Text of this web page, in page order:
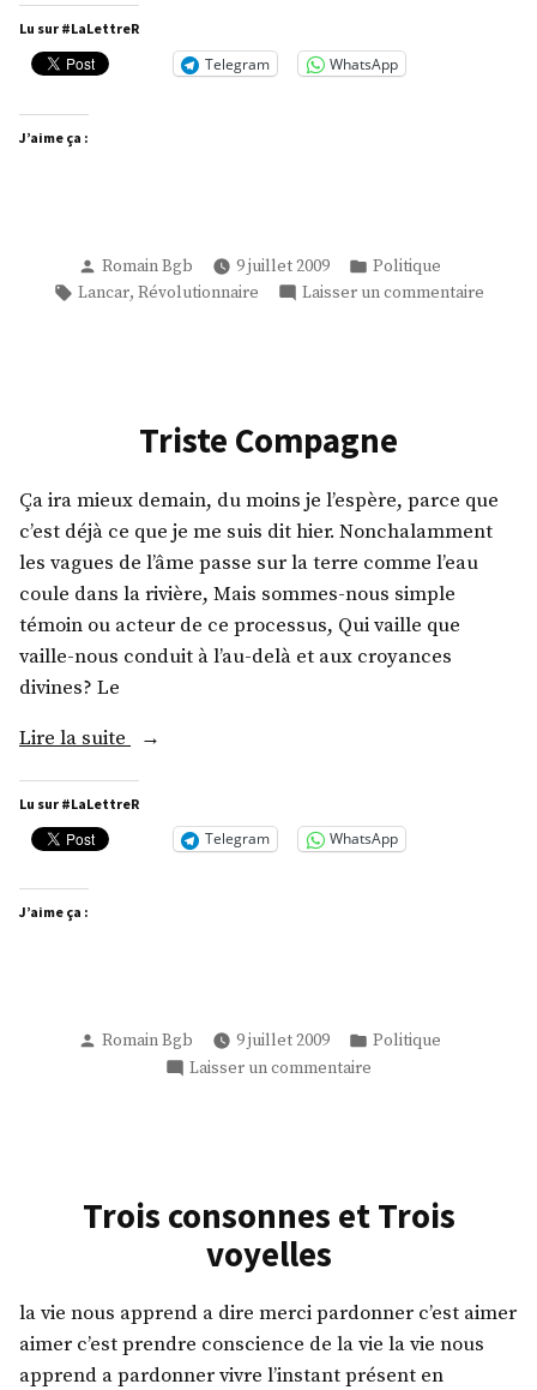
Lu sur #LaLettreR
Telegram WhatsApp
J’aime ça :
Publié
par
Romain Bgb 9 juillet 2009
Publié
dans
Politique
Étiquettes :
Lancar, Révolutionnaire Laisser un commentairesur
Triste Compagne
Ça ira mieux demain, du moins je l’espère, parce que
c’est déjà ce que je me suis dit hier. Nonchalamment
les vagues de l’âme passe sur la terre comme l’eau
coule dans la rivière, Mais sommes-nous simple
témoin ou acteur de ce processus, Qui vaille que
vaille-nous conduit à l’au-delà et aux croyances
divines? Le
Lire la suite
« Triste
Lu sur #LaLettreR
Telegram WhatsApp
J’aime ça :
Publié
Romain Bgb 9 juillet 2009
Publié
Politique
Laisser un commentaire
Trois consonnes et Trois
voyelles
la vie nous apprend a dire merci pardonner c’est aimer
aimer c’est prendre conscience de la vie la vie nous
apprend a pardonner vivre l’instant présent en